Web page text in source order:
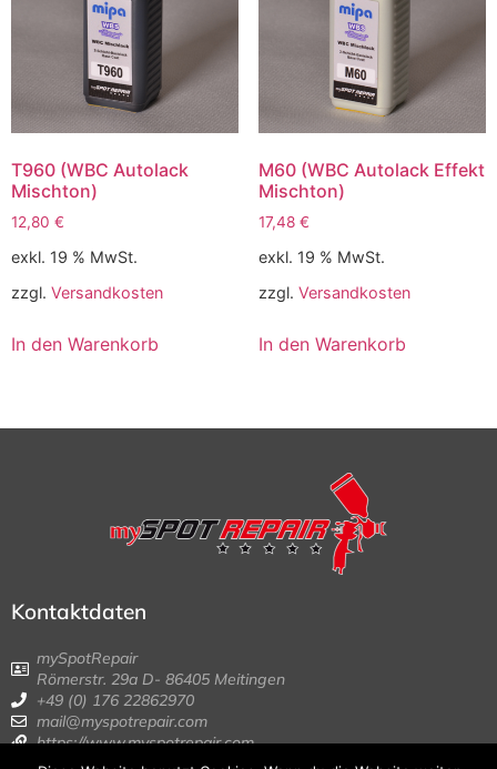
T960 (WBC Autolack
Mischton)
12,80 €
exkl. 19 % MwSt.
zzgl. Versandkosten
In den Warenkorb
M60 (WBC Autolack Effekt
Mischton)
17,48 €
exkl. 19 % MwSt.
zzgl. Versandkosten
In den Warenkorb
Kontaktdaten
mySpotRepair
Römerstr. 29a D- 86405 Meitingen
+49 (0) 176 22862970
mail@myspotrepair.com
https://www.myspotrepair.com